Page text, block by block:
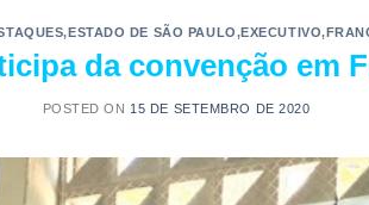
, ESTADO DE SÃO PAULO,EXECUTIVO,
da convenção em
POSTED ON 15 DE SETEMBRO DE 2020